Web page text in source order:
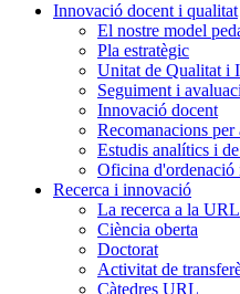
Innovació docent i qualitat
El nostre model
Pla estratègic
Unitat de Qualitat i
Seguiment i
Innovació docent
Recomanacions
Estudis analítics i
Oficina d'ordenació
Recerca i innovació
La recerca a la URL
Ciència oberta
Doctorat
Activitat de
Càtedres URL